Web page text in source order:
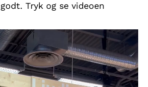
Tryk og se videoen